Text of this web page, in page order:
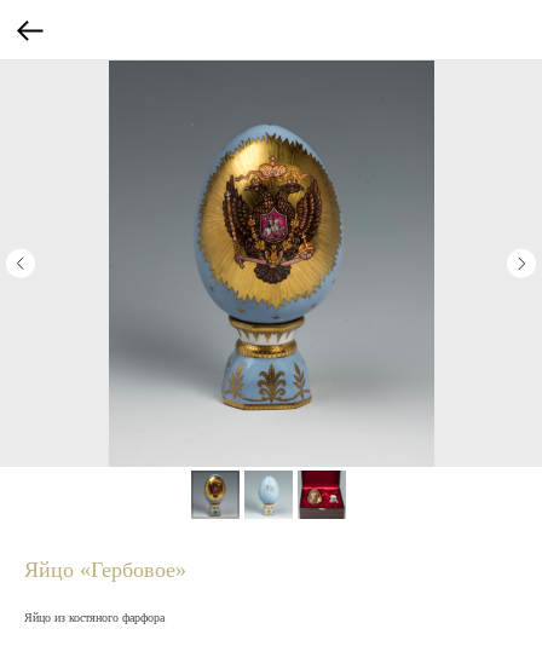
Яйцо «Гербовое»
Яйцо из костяного фарфора